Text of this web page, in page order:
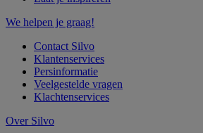
We helpen je graag!
Contact Silvo
Klantenservices
Persinformatie
Veelgestelde vragen
Klachtenservices
Over Silvo